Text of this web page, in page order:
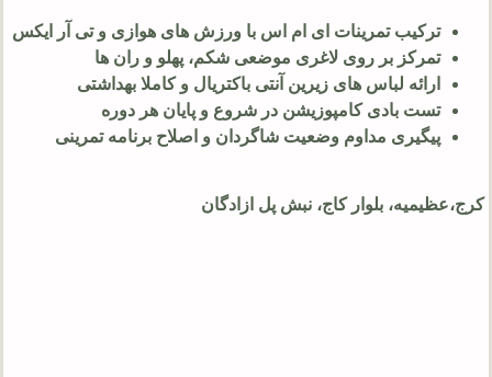
ترکیب تمرینات ای ام اس با ورزش های هوازی و تی آر ایکس
تمرکز بر روی لاغری موضعی شکم، پهلو و ران ها
ارائه لباس های زیرین آنتی باکتریال و کاملا بهداشتی
تست بادی کامپوزیشن در شروع و پایان هر دوره
پیگیری مداوم وضعیت شاگردان و اصلاح برنامه تمرینی
کرج،عظیمیه، بلوار کاج، نبش پل ازادگان